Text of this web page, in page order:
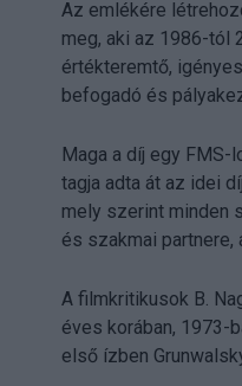
Az emlékére
meg, aki az 1986-tól
értékteremtő,
befogadó és
Maga a díj egy FMS-
tagja adta át az idei
mely szerint minden
és szakmai partnere,
A filmkritikusok B.
éves korában, 1973-
első ízben